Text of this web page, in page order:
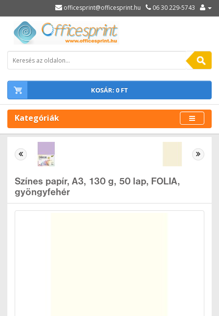
officesprint@officesprint.hu 06 30 229-5743
KOSÁR: 0 FT
Kategóriák
Színes papír, A3, 130 g, 50 lap, FOLIA,
gyöngyfehér